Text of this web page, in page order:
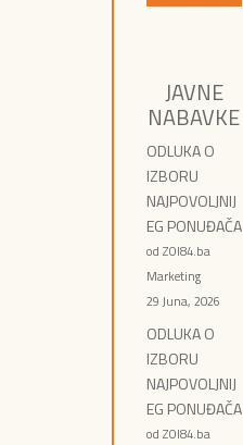
JAVNE
NABAVKE
ODLUKA O
IZBORU
NAJPOVOLJNIJ
EG PONUĐAČA
od ZOI84.ba
Marketing
29 Juna, 2026
ODLUKA O
IZBORU
NAJPOVOLJNIJ
EG PONUĐAČA
od ZOI84.ba